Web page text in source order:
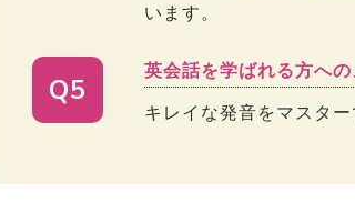
います。
Q5
英会話を学ばれる方へ
キレイな発音をマスタ